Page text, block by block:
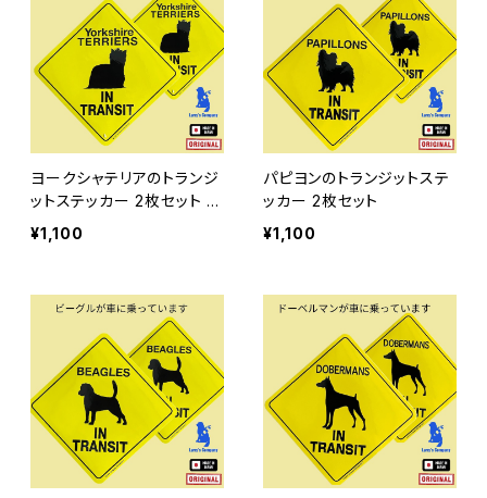
ヨークシャテリアのトランジ
ットステッカー 2枚セット ヨ
ーキのステッカー
¥1,100
パピヨンのトランジットステ
ッカー 2枚セット
¥1,100